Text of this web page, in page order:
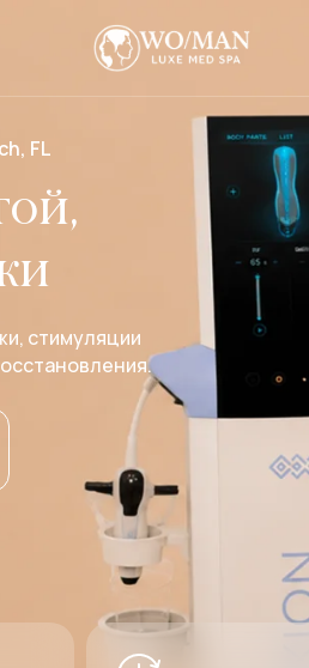
стимуляции
FL